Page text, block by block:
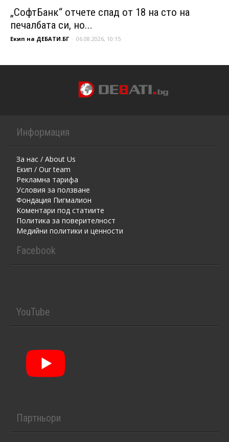
„СофтБанк“ отчете спад от 18 на сто на
печалбата си, но...
Екип на ДЕБАТИ.БГ - 06.08.2026, 10:15
Информация
За нас / About Us
Екип / Our team
Рекламна тарифа
Условия за ползване
Фондация Пигмалион
Kоментaри под статиите
Политика за поверителност
Медийни политики и ценности
Facebook
YouTube
Партньори